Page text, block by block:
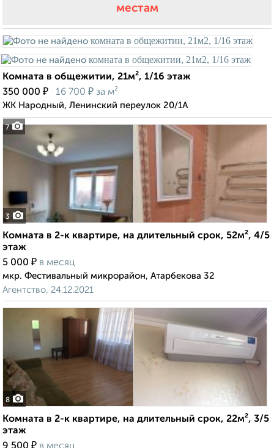
местам
7
Комната в общежитии, 21м², 1/16 этаж
350 000 ₽ 16 700 ₽ за м²
ЖК Народный, Ленинский переулок 20/1А
3
Комната в 2-к квартире, на длительный срок, 52м², 4/5
этаж
5 000 ₽ в месяц
мкр. Фестивальный микрорайон, Атарбекова 32
Агентство, 24.12.2021
8
Комната в 2-к квартире, на длительный срок, 22м², 3/5
этаж
₽